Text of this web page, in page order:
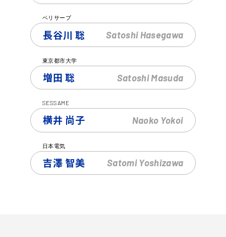
ベリサーブ
長谷川 聡 Satoshi Hasegawa
東京都市大学
増田 聡 SatoshiMasuda
SESSAME
横井 尚子 Naoko Yokoi
日本電気
吉澤 智美 Satomi Yoshizawa